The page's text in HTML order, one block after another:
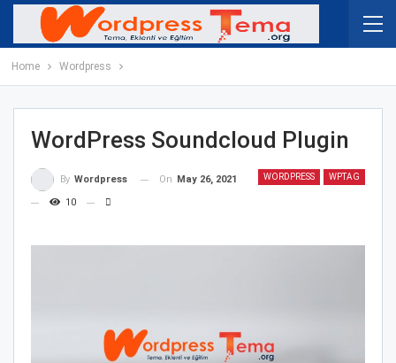
Home Wordpress
WordPress Soundcloud Plugin
WORDPRESS WPTAG
By Wordpress On May 26, 2021
10